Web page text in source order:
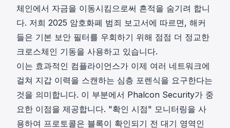
체인에서 자금을 이동시킴으로써 흔적을 숨기려 합니
다. 저희 2025 암호화폐 범죄 보고서에 따르면, 해커
들은 기본 보안 필터를 우회하기 위해 점점 더 정교한
크로스체인 기동을 사용하고 있습니다.
이는 효과적인 컴플라이언스가 이제 여러 네트워크에
걸쳐 지갑 이력을 스캔하는 심층 포렌식을 요구한다는
것을 의미합니다. 이 부분에서 Phalcon Security가 중
요한 이점을 제공합니다. "확인 시점" 모니터링을 사
용하여 프로토콜은 블록이 확인되기 전 대기 영역인